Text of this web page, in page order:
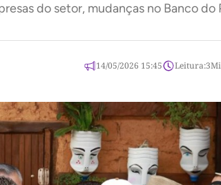
do setor, mudanças no Banco
14/05/2026 15:45 Leitura:3